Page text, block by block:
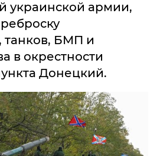
украинской армии,
танков, БМП и
в окрестности
Донецкий.